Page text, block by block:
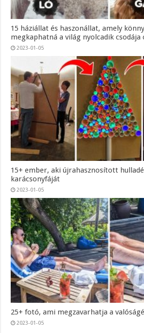
15 háziállat és haszonállat, amely
megkaphatná a világ nyolcadik csodája
2023-01-05
15+ ember, aki újrahasznosított
karácsonyfáját
2023-01-05
25+ fotó, ami megzavarhatja a
2023-01-05